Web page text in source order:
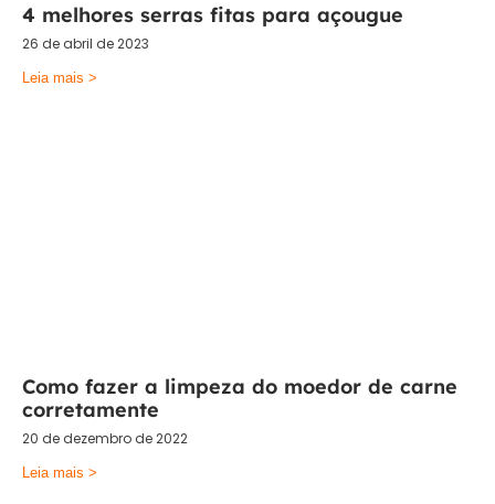
4 melhores serras fitas para açougue
26 de abril de 2023
Leia mais >
Como fazer a limpeza do moedor de carne
corretamente
20 de dezembro de 2022
Leia mais >